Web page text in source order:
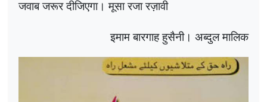
जवाब जरूर दीजिएगा। मूसा रजा रज़ावी
इमाम बारगाह हुसैनी। अब्दुल मालिक